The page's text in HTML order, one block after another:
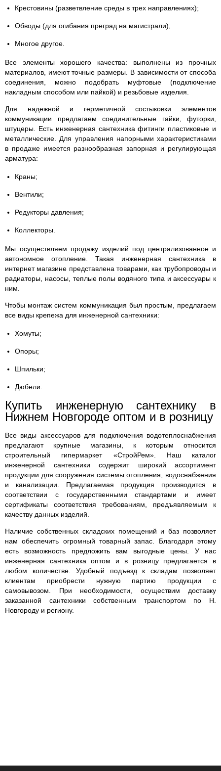
Крестовины (разветвление среды в трех направлениях);
Обводы (для огибания преград на магистрали);
Многое другое.
Все элементы хорошего качества: выполнены из прочных
материалов, имеют точные размеры. В зависимости от способа
соединения, можно подобрать муфтовые (подключение
накладным способом или пайкой) и резьбовые изделия.
Для надежной и герметичной состыковки элементов
коммуникации предлагаем соединительные гайки, футорки,
штуцеры. Есть инженерная сантехника фитинги пластиковые и
металлические. Для управления напорными характеристиками
в продаже имеется разнообразная запорная и регулирующая
арматура:
Краны;
Вентили;
Редукторы давления;
Коллекторы.
Мы осуществляем продажу изделий под централизованное и
автономное отопление. Такая инженерная сантехника в
интернет магазине представлена товарами, как трубопроводы и
радиаторы, насосы, теплые полы водяного типа и аксессуары к
ним.
Чтобы монтаж систем коммуникация был простым, предлагаем
все виды крепежа для инженерной сантехники:
Хомуты;
Опоры;
Шпильки;
Дюбели.
Купить инженерную сантехнику в
Нижнем Новгороде оптом и в розницу
Все виды аксессуаров для подключения водотеплоснабжения
предлагают крупные магазины, к которым относится
строительный гипермаркет «СтройРем». Наш каталог
инженерной сантехники содержит широкий ассортимент
продукции для сооружения системы отопления, водоснабжения
и канализации. Предлагаемая продукция производится в
соответствии с государственными стандартами и имеет
сертификаты соответствия требованиям, предъявляемым к
качеству данных изделий.
Наличие собственных складских помещений и баз позволяет
нам обеспечить огромный товарный запас. Благодаря этому
есть возможность предложить вам выгодные цены. У нас
инженерная сантехника оптом и в розницу предлагается в
любом количестве. Удобный подъезд к складам позволяет
клиентам приобрести нужную партию продукции с
самовывозом. При необходимости, осуществим доставку
заказанной сантехники собственным транспортом по Н.
Новгороду и региону.